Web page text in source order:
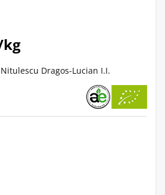
kg
Nitulescu Dragos-Lucian I.I.